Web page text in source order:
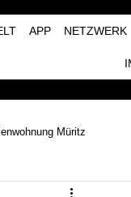
APP NETZWERK
Müritz